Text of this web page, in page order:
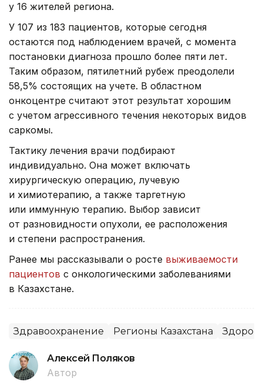
у 16 жителей региона.
У 107 из 183 пациентов, которые сегодня
остаются под наблюдением врачей, с момента
постановки диагноза прошло более пяти лет.
Таким образом, пятилетний рубеж преодолели
58,5% состоящих на учете. В областном
онкоцентре считают этот результат хорошим
с учетом агрессивного течения некоторых видов
саркомы.
Тактику лечения врачи подбирают
индивидуально. Она может включать
хирургическую операцию, лучевую
и химиотерапию, а также таргетную
или иммунную терапию. Выбор зависит
от разновидности опухоли, ее расположения
и степени распространения.
Ранее мы рассказывали о росте выживаемости
пациентов с онкологическими заболеваниями
в Казахстане.
Здравоохранение Регионы Казахстана
Алексей Поляков
Автор